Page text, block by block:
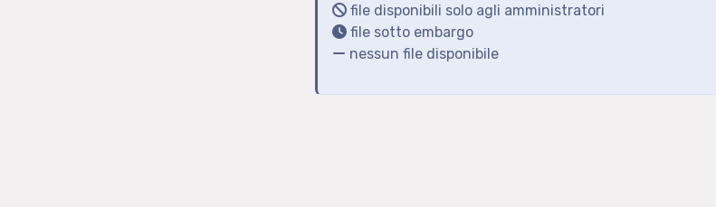
file disponibili solo agli amministratori
file sotto embargo
nessun file disponibile